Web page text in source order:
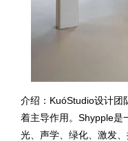
介绍：KuóStudio设计团
着主导作用。Shypple是
光、声学、绿化、激发